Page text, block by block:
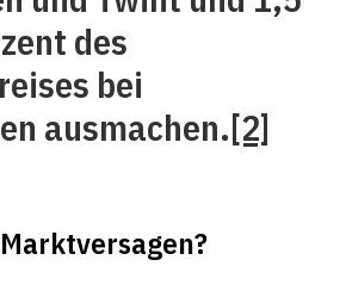
des
bei
ausmachen.[2]